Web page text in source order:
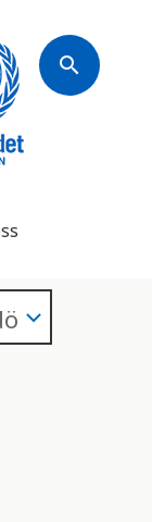
search